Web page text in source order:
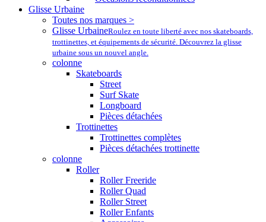
Glisse Urbaine
Toutes nos marques >
Glisse UrbaineRoulez en toute liberté avec nos skateboards,
trottinettes, et équipements de sécurité. Découvrez la glisse
urbaine sous un nouvel angle.
colonne
Skateboards
Street
Surf Skate
Longboard
Pièces détachées
Trottinettes
Trottinettes complètes
Pièces détachées trottinette
colonne
Roller
Roller Freeride
Roller Quad
Roller Street
Roller Enfants